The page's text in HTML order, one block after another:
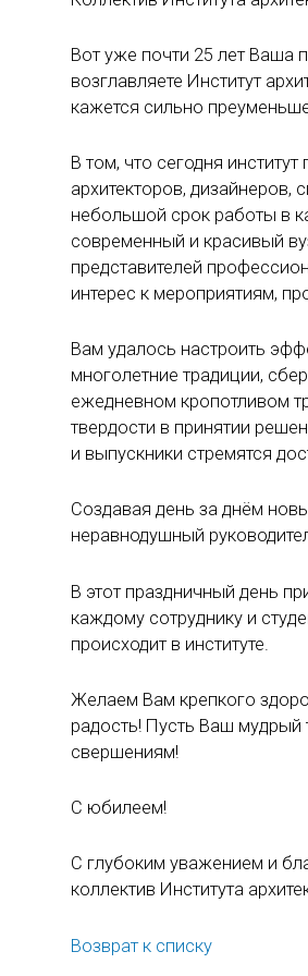
Вот уже почти 25 лет Ваша
возглавляете Институт
кажется сильно
В том, что сегодня
архитекторов, дизайнеров,
небольшой срок работы в
современный и красивый
представителей
интерес к мероприятиям,
Вам удалось настроить
многолетние традиции,
ежедневном кропотливом
твердости в принятии
и выпускники стремятся
Создавая день за днём
неравнодушный
В этот праздничный день
каждому сотруднику и
происходит в институте.
Желаем Вам крепкого
радость! Пусть Ваш
свершениям!
С юбилеем!
С глубоким уважением и
коллектив Института
Возврат к списку